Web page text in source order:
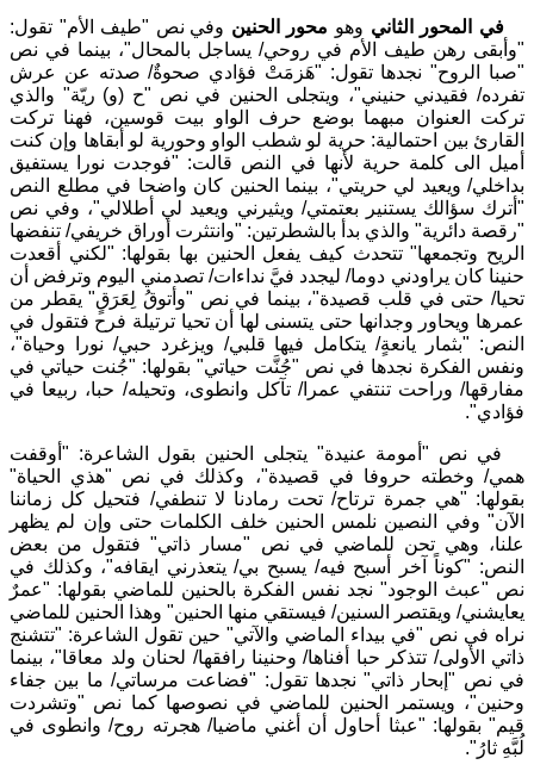
في المحور الثاني وهو محور الحنين وفي نص "طيف الأم" تقول:
"وأبقى رهن طيف الأم في روحي/ يساجل بالمحال"، بينما في نص
"صبا الروح" نجدها تقول: "هَزمَتْ فؤادي صحوةٌ/ صدته عن عرش
تفرده/ فقيدني حنيني"، ويتجلى الحنين في نص "ح (و) ريّة" والذي
تركت العنوان مبهما بوضع حرف الواو بيت قوسين، فهنا تركت
القارئ بين احتمالية: حرية لو شطب الواو وحورية لو أبقاها وإن كنت
أميل الى كلمة حرية لأنها في النص قالت: "فوجدت نورا يستفيق
بداخلي/ ويعيد لي حريتي"، بينما الحنين كان واضحا في مطلع النص
"أترك سؤالك يستنير بعتمتي/ ويثيرني ويعيد لي أطلالي"، وفي نص
"رقصة دائرية" والذي بدأ بالشطرتين: "وانتثرت أوراق خريفي/ تنفضها
الريح وتجمعها" تتحدث كيف يفعل الحنين بها بقولها: "لكني أقعدت
حنينا كان يراودني دوما/ ليجدد فيَّ نداءات/ تصدمني اليوم وترفض أن
تحيا/ حتى في قلب قصيدة"، بينما في نص "وأتوقُ لِعَرَقٍ" يقطر من
عمرها ويحاور وجدانها حتى يتسنى لها أن تحيا ترتيلة فرح فتقول في
النص: "بثمار يانعةٍ/ يتكامل فيها قلبي/ ويزغرد حبي/ نورا وحياة"،
ونفس الفكرة نجدها في نص "جُنَّت حياتي" بقولها: "جُنت حياتي في
مفارقها/ وراحت تنتفي عمرا/ تآكل وانطوى، وتحيله/ حبا، ربيعا في
فؤادي".
في نص "أمومة عنيدة" يتجلى الحنين بقول الشاعرة: "أوقفت
همي/ وخطته حروفا في قصيدة"، وكذلك في نص "هذي الحياة"
بقولها: "هي جمرة ترتاح/ تحت رمادنا لا تنطفي/ فتحيل كل زماننا
الآن" وفي النصين نلمس الحنين خلف الكلمات حتى وإن لم يظهر
علنا، وهي تحن للماضي في نص "مسار ذاتي" فتقول من بعض
النص: "كوناً آخر أسبح فيه/ يسبح بي/ يتعذرني ايقافه"، وكذلك في
نص "عبث الوجود" نجد نفس الفكرة بالحنين للماضي بقولها: "عمرٌ
يعايشني/ ويقتصر السنين/ فيستقي منها الحنين" وهذا الحنين للماضي
نراه في نص "في بيداء الماضي والآتي" حين تقول الشاعرة: "تتشنج
ذاتي الأولى/ تتذكر حبا أفناها/ وحنينا رافقها/ لحنان ولد معاقا"، بينما
في نص "إبحار ذاتي" نجدها تقول: "فضاعت مرساتي/ ما بين جفاء
وحنين"، ويستمر الحنين للماضي في نصوصها كما نص "وتشردت
قيم" بقولها: "عبثا أحاول أن أغني ماضيا/ هجرته روح/ وانطوى في
لُبَّهِ ثارُ".